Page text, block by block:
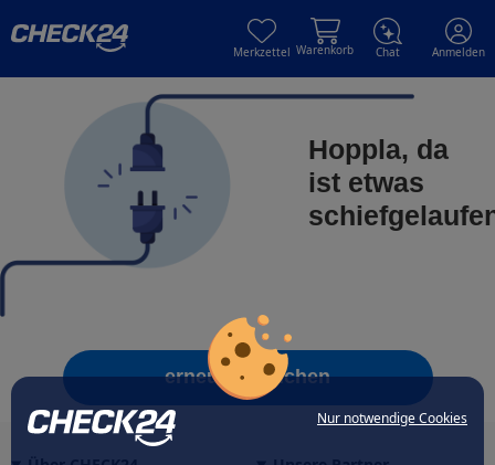
Nur notwendige Cookies
Merkzettel Warenkorb Chat Anmelden
Hoppla, da
ist etwas
erneut versuchen